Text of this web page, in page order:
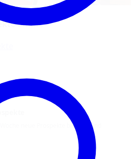
online
neue Prospekte blättern und